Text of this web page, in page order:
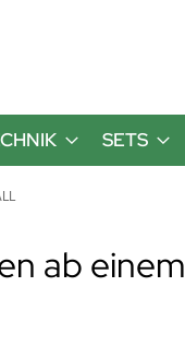
SETS
ab